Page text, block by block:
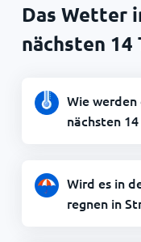
Das Wetter
nächsten 14
Wie
nächsten
Wird es in
regnen in